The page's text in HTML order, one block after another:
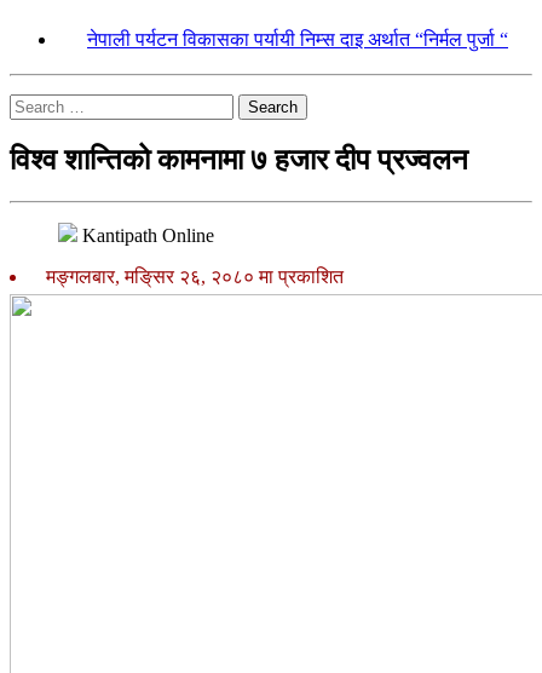
नेपाली पर्यटन विकासका पर्यायी निम्स दाइ अर्थात “निर्मल पुर्जा “
Search
विश्व शान्तिको कामनामा ७ हजार दीप प्रज्वलन
Kantipath Online
मङ्गलबार, मङि्सर २६, २०८० मा प्रकाशित